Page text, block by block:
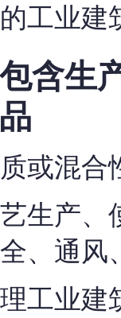
工业建
含生
或混
生产
、通
工业